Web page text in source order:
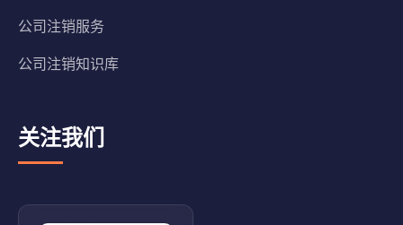
公司注销服务
公司注销知识库
关注我们